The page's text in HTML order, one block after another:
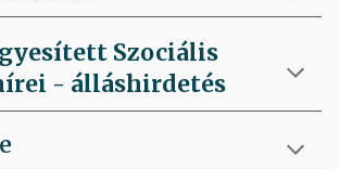
Szociális
- álláshirdetés